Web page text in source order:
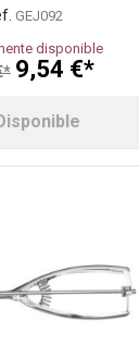
GEJ092
disponible
9,54 €*